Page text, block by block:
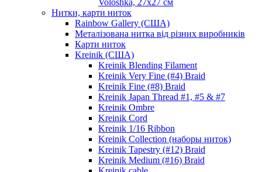
Нитки, карти ниток
Rainbow Gallery (США)
Металізована нитка від різних виробників
Карти ниток
Kreinik (США)
Kreinik Blending Filament
Kreinik Very Fine (#4) Braid
Kreinik Fine (#8) Braid
Kreinik Japan Thread #1, #5 & #7
Kreinik Ombre
Kreinik Cord
Kreinik 1/16 Ribbon
Kreinik Collection (наборы ниток)
Kreinik Tapestry (#12) Braid
Kreinik Medium (#16) Braid